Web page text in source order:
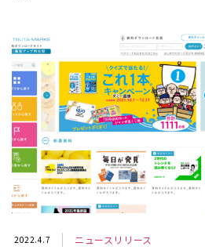
2022.4.7
ニュースリリース